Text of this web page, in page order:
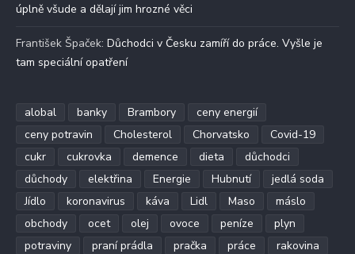
úplně všude a dělají jim hrozné věci
František Špaček: Důchodci v Česku zamíří do práce. Vyšle je
tam speciální opatření
alobal banky Brambory
ceny energií
ceny potravin
Cholesterol Chorvatsko
Covid-19
cukr
cukrovka demence dieta
důchodci
důchody
elektřina Energie Hubnutí
jedlá soda
Jídlo
koronavirus káva Lidl Maso
máslo
obchody
ocet olej ovoce peníze
plyn
potraviny
praní prádla pračka práce
rakovina